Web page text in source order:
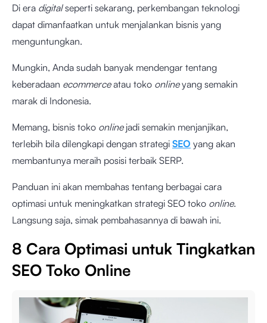
Di era digitalseperti sekarang, perkembangan teknologi
dapat dimanfaatkan untuk menjalankan bisnis yang
menguntungkan.
Mungkin, Anda sudah banyak mendengar tentang
keberadaan ecommerceatau toko onlineyang semakin
marak di Indonesia.
Memang, bisnis toko onlinejadi semakin menjanjikan,
terlebih bila dilengkapi dengan strategi SEO yang akan
membantunya meraih posisi terbaik SERP.
Panduan ini akan membahas tentang berbagai cara
optimasi untuk meningkatkan strategi SEO toko online.
Langsung saja, simak pembahasannya di bawah ini.
8 Cara Optimasi untuk Tingkatkan
SEO Toko Online